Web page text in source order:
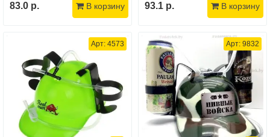
83.0 р. В корзину 93.1 р. В корзину
Арт: 4573 Арт: 9832